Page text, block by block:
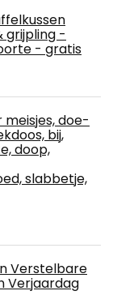
grijpling -
- gratis
doe-
bij,
doop,
slabbetje,
Verstelbare
Verjaardag